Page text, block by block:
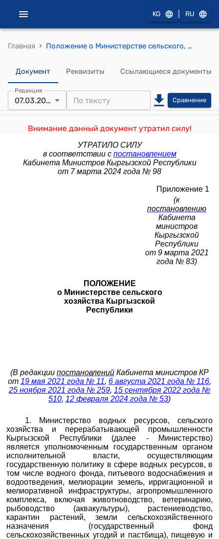
KG RU
Главная › Положение о Министерстве сельского, водного хозяйства и развития регионов Кыргызской Республики (к постановлению Правительства Кыргызской Республики от 9 марта 2021 года № 83)
Документ Реквизиты Ссылающиеся документы
Редакция
07.03.2024 Сравнение
Внимание данный документ утратил силу!